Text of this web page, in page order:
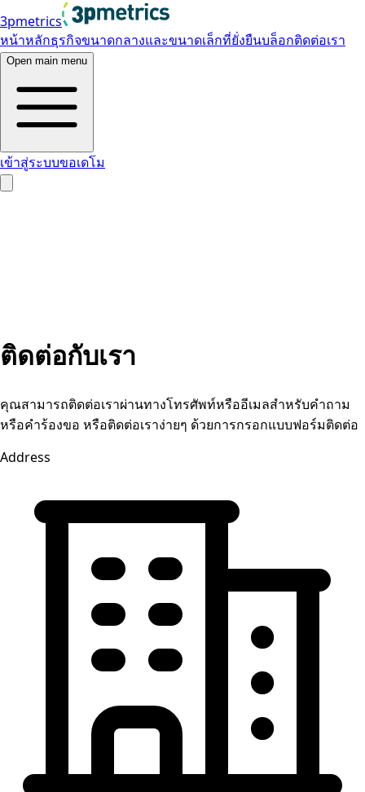
3pmetrics
หน้าหลักธุรกิจขนาดกลางและขนาดเล็กที่ยั่งยืนบล็อกติดต่อเรา
Open main menu
เข้าสู่ระบบขอเดโม
ติดต่อกับเรา
คุณสามารถติดต่อเราผ่านทางโทรศัพท์หรืออีเมลสำหรับคำถาม
หรือคำร้องขอ หรือติดต่อเราง่ายๆ ด้วยการกรอกแบบฟอร์มติดต่อ
Address